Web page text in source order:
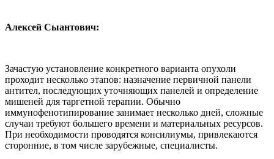
Алексей Сыантович:
Зачастую установление конкретного варианта опухоли
проходит несколько этапов: назначение первичной панели
антител, последующих уточняющих панелей и определение
мишеней для таргетной терапии. Обычно
иммунофенотипирование занимает несколько дней, сложные
случаи требуют большего времени и материальных ресурсов.
При необходимости проводятся консилиумы, привлекаются
сторонние, в том числе зарубежные, специалисты.